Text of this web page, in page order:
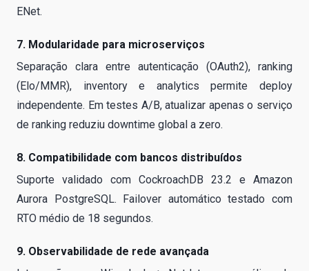
ENet.
7. Modularidade para microserviços
Separação clara entre autenticação (OAuth2), ranking
(Elo/MMR), inventory e analytics permite deploy
independente. Em testes A/B, atualizar apenas o serviço
de ranking reduziu downtime global a zero.
8. Compatibilidade com bancos distribuídos
Suporte validado com CockroachDB 23.2 e Amazon
Aurora PostgreSQL. Failover automático testado com
RTO médio de 18 segundos.
9. Observabilidade de rede avançada